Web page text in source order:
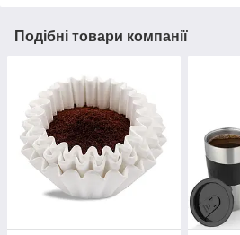
Подібні товари компанії